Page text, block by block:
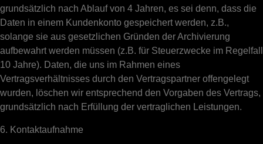
grundsätzlich nach Ablauf von 4 Jahren, es sei denn, dass die
Daten in einem Kundenkonto gespeichert werden, z.B.,
solange sie aus gesetzlichen Gründen der Archivierung
aufbewahrt werden müssen (z.B. für Steuerzwecke im Regelfall
10 Jahre). Daten, die uns im Rahmen eines
Vertragsverhältnisses durch den Vertragspartner offengelegt
wurden, löschen wir entsprechend den Vorgaben des Vertrags,
grundsätzlich nach Erfüllung der vertraglichen Leistungen.
6. Kontaktaufnahme